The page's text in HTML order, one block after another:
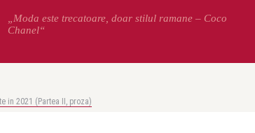
„Moda este trecatoare, doar stilul ramane – Coco
Chanel“
in 2021 (Partea II, proza)